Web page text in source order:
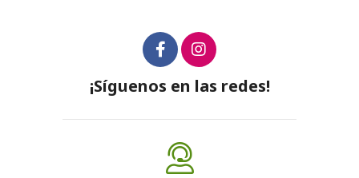
¡Síguenos en las redes!